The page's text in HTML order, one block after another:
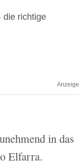
die richtige
Anzeige
in das
Elfarra.